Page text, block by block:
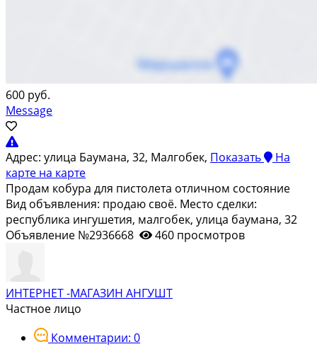
600 руб.
Message
Адрес: улица Баумана, 32, Малгобек, Показать
На
карте на карте
Продам кобура для пистолета отличном состояние
Вид объявления: продаю своё. Место сделки:
республика ингушетия, малгобек, улица баумана, 32
Объявление №2936668
460 просмотров
ИНТЕРНЕТ -МАГАЗИН АНГУШТ
Частное лицо
Комментарии: 0